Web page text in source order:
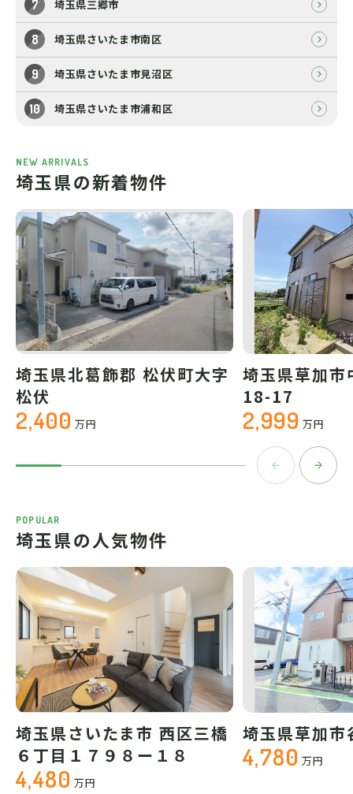
埼玉県三郷市
埼玉県さいたま市南区
埼玉県さいたま市見沼区
埼玉県さいたま市浦和区
NEW ARRIVALS
埼玉県の新着物件
埼玉県北葛飾郡 松伏町大字
松伏
2,400 万円
埼玉県草加市
18-17
2,999 万円
POPULAR
埼玉県の人気物件
埼玉県さいたま市 西区三橋
６丁目１７９８ー１８
4,480 万円
埼玉県草加市
4,780 万円